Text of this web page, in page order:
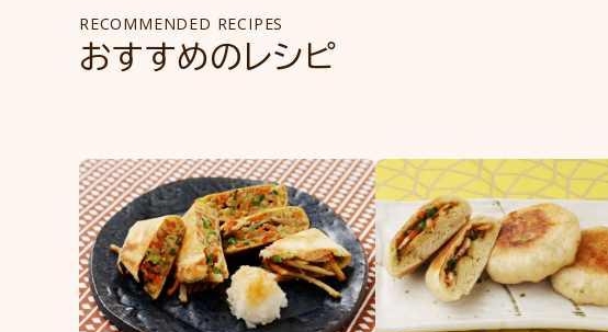
RECOMMENDED RECIPES
おすすめのレシピ